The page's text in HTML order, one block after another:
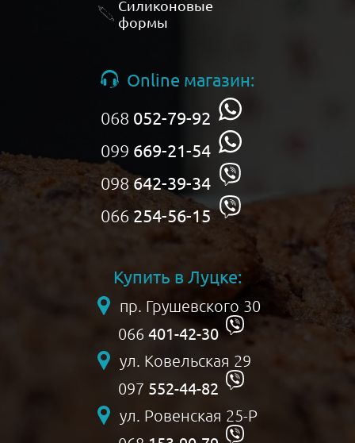
Силиконовые
формы
Online магазин:
068 052-79-92
099 669-21-54
098 642-39-34
066 254-56-15
Купить в Луцке:
пр. Грушевского 30
066 401-42-30
ул. Ковельская 29
097 552-44-82
ул. Ровенская 25-Р